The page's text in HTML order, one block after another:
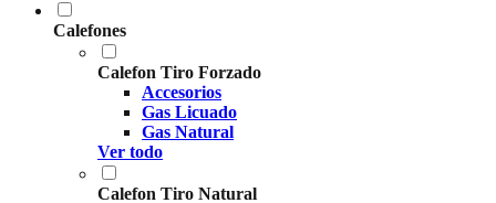
Calefones
Calefon Tiro Forzado
Accesorios
Gas Licuado
Gas Natural
Ver todo
Calefon Tiro Natural